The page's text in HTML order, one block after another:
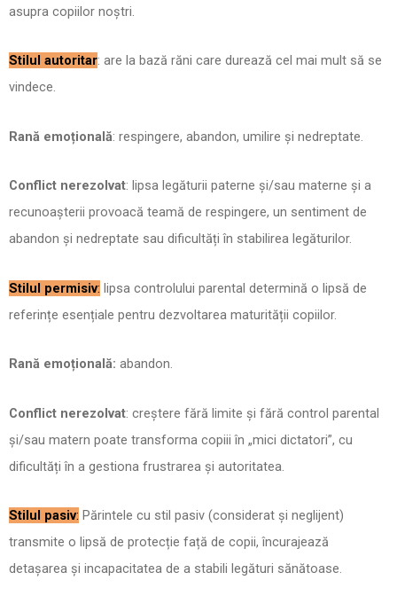
asupra copiilor noștri.
Stilul autoritar: are la bază răni care durează cel mai mult să se
vindece.
Rană emoțională: respingere, abandon, umilire și nedreptate.
Conflict nerezolvat: lipsa legăturii paterne și/sau materne și a
recunoașterii provoacă teamă de respingere, un sentiment de
abandon și nedreptate sau dificultăți în stabilirea legăturilor.
Stilul permisiv: lipsa controlului parental determină o lipsă de
referințe esențiale pentru dezvoltarea maturității copiilor.
Rană emoțională: abandon.
Conflict nerezolvat: creștere fără limite și fără control parental
și/sau matern poate transforma copiii în „mici dictatori”, cu
dificultăți în a gestiona frustrarea și autoritatea.
Stilul pasiv: Părintele cu stil pasiv (considerat și neglijent)
transmite o lipsă de protecție față de copii, încurajează
detașarea și incapacitatea de a stabili legături sănătoase.